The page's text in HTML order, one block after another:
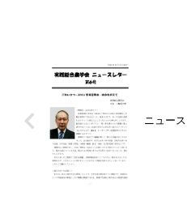
ニュー